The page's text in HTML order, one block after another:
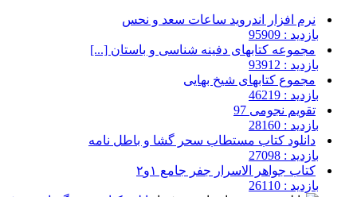
نرم افزار اندروید ساعات سعد و نحس
بازدید : 95909
مجموعه کتابهای دفینه شناسی و باستان [...]
بازدید : 93912
مجموع کتابهای شیخ بهایی
بازدید : 46219
تقویم نجومی 97
بازدید : 28160
دانلود کتاب مستطاب سحر گشا و باطل نامه
بازدید : 27098
کتاب جواهر الاسرار جفر جامع ۱و۲
بازدید : 26110